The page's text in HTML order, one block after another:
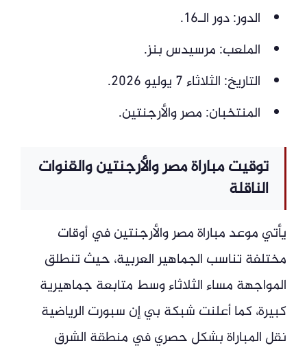
الدور: دور الـ16.
الملعب: مرسيدس بنز.
التاريخ: الثلاثاء 7 يوليو 2026.
المنتخبان: مصر والأرجنتين.
توقيت مباراة مصر والأرجنتين والقنوات
الناقلة
يأتي موعد مباراة مصر والأرجنتين في أوقات
مختلفة تناسب الجماهير العربية، حيث تنطلق
المواجهة مساء الثلاثاء وسط متابعة جماهيرية
كبيرة، كما أعلنت شبكة بي إن سبورت الرياضية
نقل المباراة بشكل حصري في منطقة الشرق